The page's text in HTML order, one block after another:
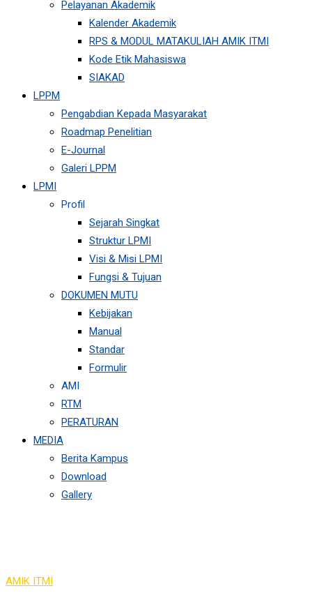
Pelayanan Akademik
Kalender Akademik
RPS & MODUL MATAKULIAH AMIK ITMI
Kode Etik Mahasiswa
SIAKAD
LPPM
Pengabdian Kepada Masyarakat
Roadmap Penelitian
E-Journal
Galeri LPPM
LPMI
Profil
Sejarah Singkat
Struktur LPMI
Visi & Misi LPMI
Fungsi & Tujuan
DOKUMEN MUTU
Kebijakan
Manual
Standar
Formulir
AMI
RTM
PERATURAN
MEDIA
Berita Kampus
Download
Gallery
AMIK ITMI